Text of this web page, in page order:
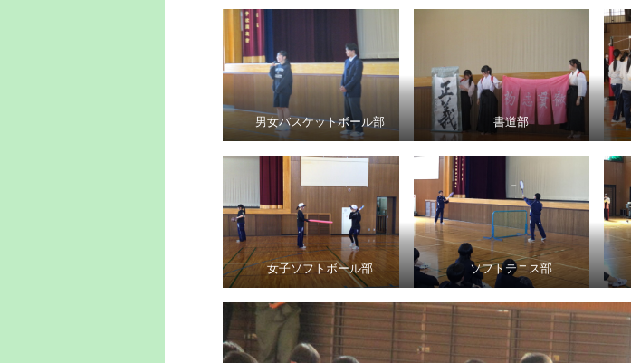
男女バスケットボール部 書道部
女子ソフトボール部 ソフトテニス部